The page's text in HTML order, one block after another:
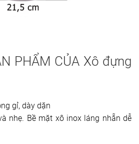
PHẨM CỦA Xô đựng
gỉ, dày dặn
nhẹ. Bề mặt xô inox láng nhẵn dễ